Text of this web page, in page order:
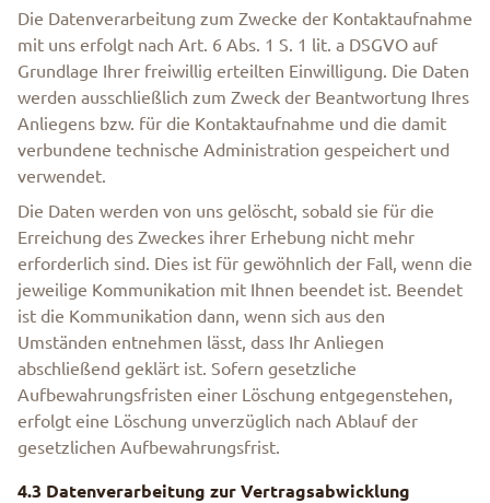
Die Datenverarbeitung zum Zwecke der Kontaktaufnahme
mit uns erfolgt nach Art. 6 Abs. 1 S. 1 lit. a DSGVO auf
Grundlage Ihrer freiwillig erteilten Einwilligung. Die Daten
werden ausschließlich zum Zweck der Beantwortung Ihres
Anliegens bzw. für die Kontaktaufnahme und die damit
verbundene technische Administration gespeichert und
verwendet.
Die Daten werden von uns gelöscht, sobald sie für die
Erreichung des Zweckes ihrer Erhebung nicht mehr
erforderlich sind. Dies ist für gewöhnlich der Fall, wenn die
jeweilige Kommunikation mit Ihnen beendet ist. Beendet
ist die Kommunikation dann, wenn sich aus den
Umständen entnehmen lässt, dass Ihr Anliegen
abschließend geklärt ist. Sofern gesetzliche
Aufbewahrungsfristen einer Löschung entgegenstehen,
erfolgt eine Löschung unverzüglich nach Ablauf der
gesetzlichen Aufbewahrungsfrist.
4.3 Datenverarbeitung zur Vertragsabwicklung